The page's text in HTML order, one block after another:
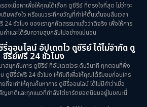
องเนื้อหาเพื่อให้คุณได้เลือก ดูซีรีย์ ที่ตรงใจที่สุด ไม่ว่าจะ
ติมพลังใจ หรือแนวระทึกขวัญที่ทำให้ตื่นเต้นจนลืมเวลา
ชั่วโมง ของเราถูกคัดสรรมาแล้วว่าดีจริง เพื่อให้การ
าและได้รับความสุขกลับไปอย่างแน่นอน
ออนไลน์ อัปเดตไว ดูซีรีย์ ได้ไม่จำกัด ดู
ซีรี่ย์ฟรี 24 ชั่วโมง
สนุกกับการ ดูซีรีย์ ที่อัปเดตไวระดับวินาที ทุกตอนที่พึ่ง
ดูซีรี่ย์ฟรี 24 ชั่วโมง ให้ทันทีเพื่อให้คุณได้รับชมก่อนใคร
ที่จะทำให้คุณค้นหาการ ดูซีรี่ออนไลน์ ได้ไม่มีคำว่าเบื่อ
สัญชาติและทุกแนวที่กำลังไต่ชาร์ตยอดนิยมอยู่ในขณะนี้